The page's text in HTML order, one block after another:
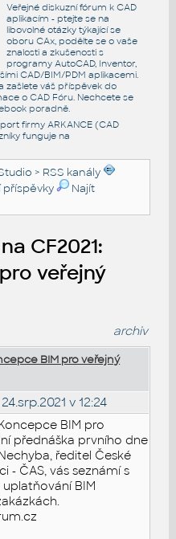
Veřejné diskuzní fórum k CAD
aplikacím - ptejte se na
libovolné otázky týkající se
oboru CAx, podělte se o vaše
znalosti a zkušenosti s
programy AutoCAD, Inventor,
CAD/BIM/PDM aplikacemi.
zašlete váš příspěvek do
o CAD Fóru. Nechcete se
poradně.
firmy ARKANCE (CAD
funguje na
> RSS kanály
příspěvky
Najít
CF2021:
veřejný
archiv
BIM pro veřejný
24.srp.2021 v 12:24
BIM pro
přednáška prvního dne
ředitel České
- ČAS, vás seznámí s
BIM